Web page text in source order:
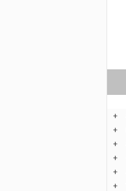
+
+
+
+
+
+